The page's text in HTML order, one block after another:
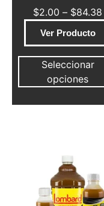
$2.00 – $84.38
Ver Producto
Seleccionar
opciones